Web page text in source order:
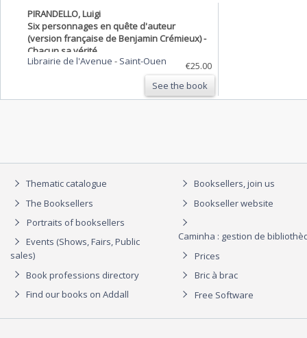
PIRANDELLO, Luigi
Six personnages en quête d'auteur
(version française de Benjamin Crémieux) -
Chacun sa vérité
Librairie de l'Avenue - Saint-Ouen
€25.00
See the book
Thematic catalogue
The Booksellers
Portraits of booksellers
Events (Shows, Fairs, Public
sales)
Book professions directory
Find our books on Addall
Booksellers, join us
Bookseller website
Caminha : gestion de
Prices
Bric à brac
Free Software